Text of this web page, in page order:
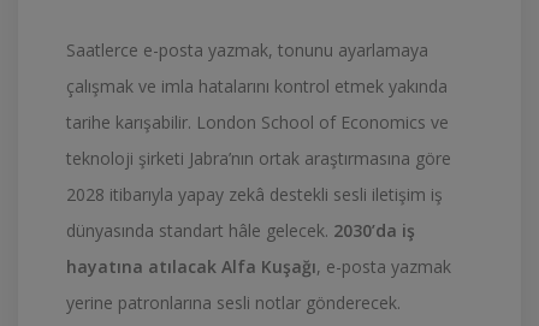
Saatlerce e-posta yazmak, tonunu ayarlamaya
çalışmak ve imla hatalarını kontrol etmek yakında
tarihe karışabilir. London School of Economics ve
teknoloji şirketi Jabra’nın ortak araştırmasına göre
2028 itibarıyla yapay zekâ destekli sesli iletişim iş
dünyasında standart hâle gelecek. 2030’da iş
hayatına atılacak Alfa Kuşağı, e-posta yazmak
yerine patronlarına sesli notlar gönderecek.